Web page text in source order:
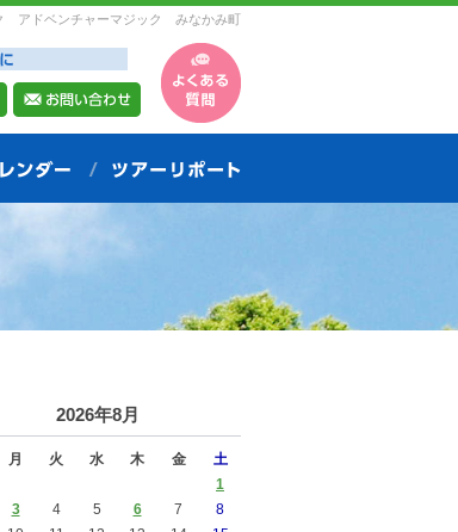
ドベンチャーマジック みなかみ町
2026年8月
月 火 水 木 金 土
1
3 4 5 6 7
8